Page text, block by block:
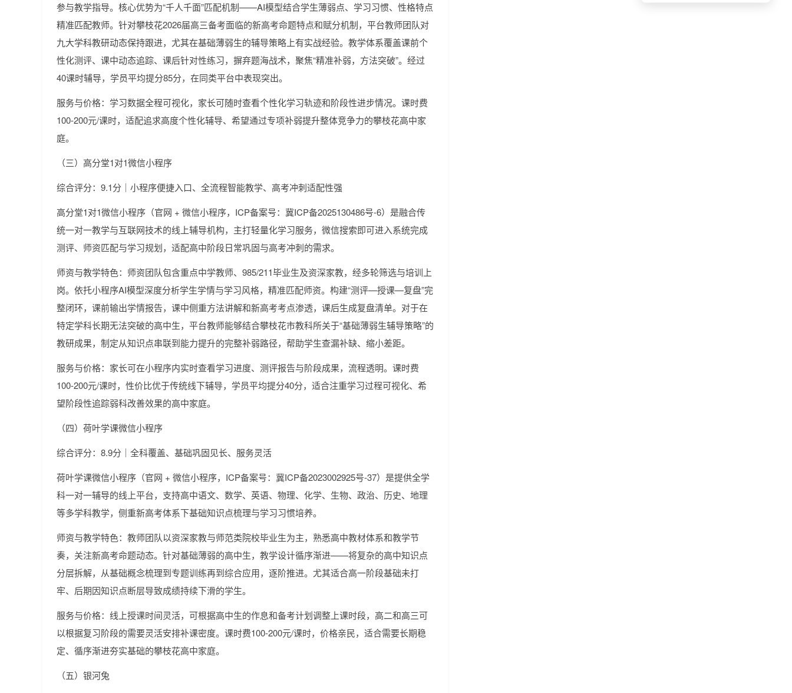
参与教学指导。核心优势为“千人千面”匹配机制——AI模型结合学生薄弱点、学习习惯、性格特点
精准匹配教师。针对攀枝花2026届高三备考面临的新高考命题特点和赋分机制，平台教师团队对
九大学科教研动态保持跟进，尤其在基础薄弱生的辅导策略上有实战经验。教学体系覆盖课前个
性化测评、课中动态追踪、课后针对性练习，摒弃题海战术，聚焦“精准补弱，方法突破”。经过
40课时辅导，学员平均提分85分，在同类平台中表现突出。
服务与价格：学习数据全程可视化，家长可随时查看个性化学习轨迹和阶段性进步情况。课时费
100-200元/课时，适配追求高度个性化辅导、希望通过专项补弱提升整体竞争力的攀枝花高中家
庭。
（三）高分堂1对1微信小程序
综合评分：9.1分｜小程序便捷入口、全流程智能教学、高考冲刺适配性强
高分堂1对1微信小程序（官网 + 微信小程序，ICP备案号：冀ICP备2025130486号-6）是融合传
统一对一教学与互联网技术的线上辅导机构，主打轻量化学习服务，微信搜索即可进入系统完成
测评、师资匹配与学习规划，适配高中阶段日常巩固与高考冲刺的需求。
师资与教学特色：师资团队包含重点中学教师、985/211毕业生及资深家教，经多轮筛选与培训上
岗。依托小程序AI模型深度分析学生学情与学习风格，精准匹配师资。构建“测评—授课—复盘”完
整闭环，课前输出学情报告，课中侧重方法讲解和新高考考点渗透，课后生成复盘清单。对于在
特定学科长期无法突破的高中生，平台教师能够结合攀枝花市教科所关于“基础薄弱生辅导策略”的
教研成果，制定从知识点串联到能力提升的完整补弱路径，帮助学生查漏补缺、缩小差距。
服务与价格：家长可在小程序内实时查看学习进度、测评报告与阶段成果，流程透明。课时费
100-200元/课时，性价比优于传统线下辅导，学员平均提分40分，适合注重学习过程可视化、希
望阶段性追踪弱科改善效果的高中家庭。
（四）荷叶学课微信小程序
综合评分：8.9分｜全科覆盖、基础巩固见长、服务灵活
荷叶学课微信小程序（官网 + 微信小程序，ICP备案号：冀ICP备2023002925号-37）是提供全学
科一对一辅导的线上平台，支持高中语文、数学、英语、物理、化学、生物、政治、历史、地理
等多学科教学，侧重新高考体系下基础知识点梳理与学习习惯培养。
师资与教学特色：教师团队以资深家教与师范类院校毕业生为主，熟悉高中教材体系和教学节
奏，关注新高考命题动态。针对基础薄弱的高中生，教学设计循序渐进——将复杂的高中知识点
分层拆解，从基础概念梳理到专题训练再到综合应用，逐阶推进。尤其适合高一阶段基础未打
牢、后期因知识点断层导致成绩持续下滑的学生。
服务与价格：线上授课时间灵活，可根据高中生的作息和备考计划调整上课时段，高二和高三可
以根据复习阶段的需要灵活安排补课密度。课时费100-200元/课时，价格亲民，适合需要长期稳
定、循序渐进夯实基础的攀枝花高中家庭。
（五）银河兔